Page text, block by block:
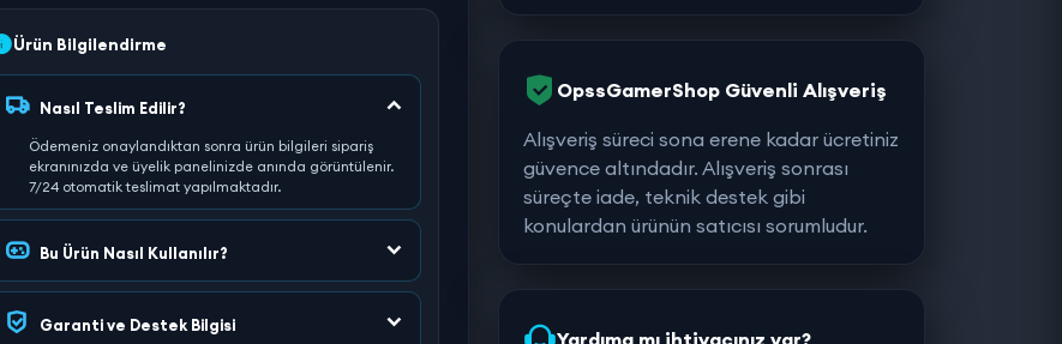
Ürün Bilgilendirme
Nasıl Teslim Edilir?
Ödemeniz onaylandıktan sonra ürün bilgileri sipariş
ekranınızda ve üyelik panelinizde anında görüntülenir.
7/24 otomatik teslimat yapılmaktadır.
Bu Ürün Nasıl Kullanılır?
Garanti ve Destek Bilgisi
OpssGamerShop Güvenli Alışveriş
Alışveriş süreci sona erene kadar ücretiniz
güvence altındadır. Alışveriş sonrası
süreçte iade, teknik destek gibi
konulardan ürünün satıcısı sorumludur.
Yardıma mı ihtiyacınız var?